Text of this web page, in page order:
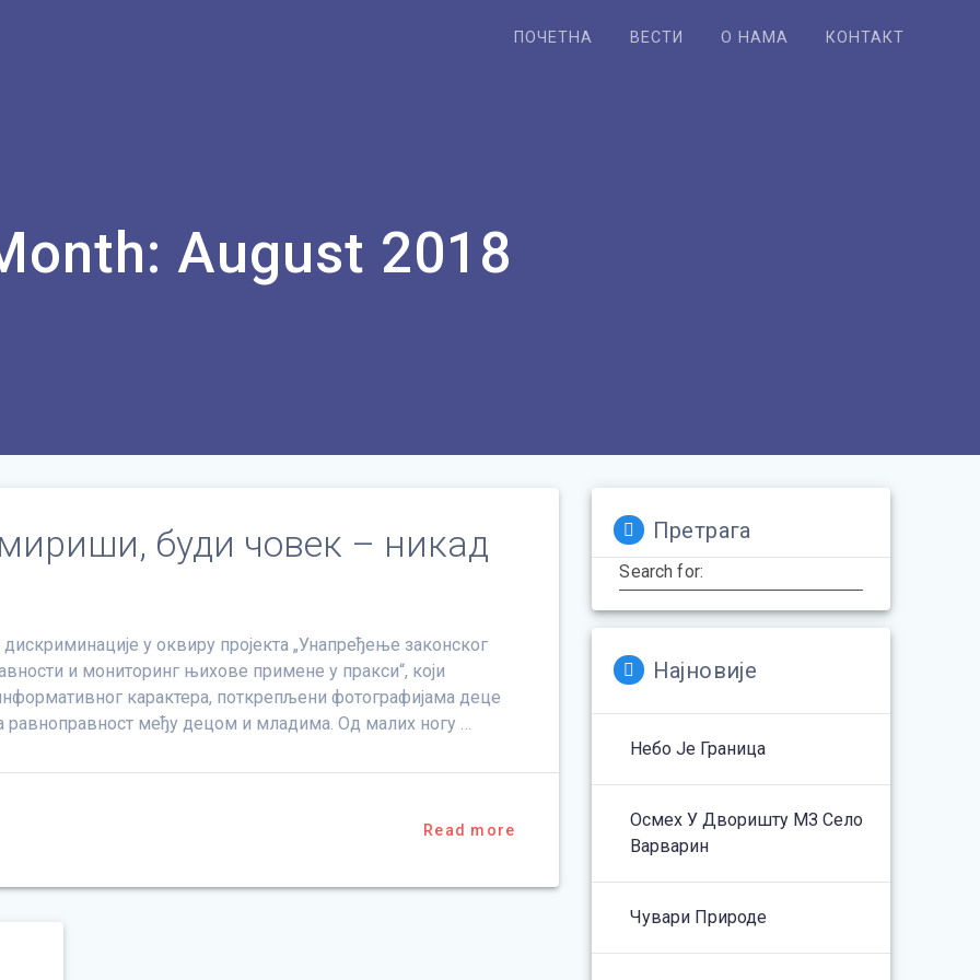
ПОЧЕТНА ВЕСТИ О НАМА КОНТАКТ
August 2018
буди човек – никад
у оквиру пројекта „Унапређење законског
и мониторинг њихове примене у пракси“, који
карактера, поткрепљени фотографијама деце
равноправност међу децом и младима. Од малих ногу …
Read more
Претрага
Search for:
Најновије
Небо Је Граница
Осмех У Дворишту МЗ Село
Варварин
Чувари Природе